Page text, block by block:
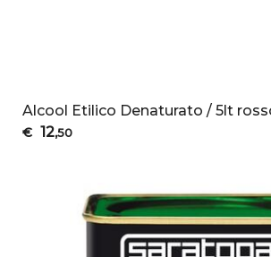
Alcool Etilico Denaturato / 5lt
€ 12,50